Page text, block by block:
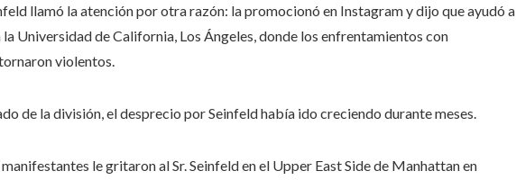
llamó la atención por otra razón: la promocionó en Instagram y dijo que ayudó a
Universidad de California, Los Ángeles, donde los enfrentamientos con
violentos.
de la división, el desprecio por Seinfeld había ido creciendo durante meses.
le gritaron al Sr. Seinfeld en el Upper East Side de Manhattan en